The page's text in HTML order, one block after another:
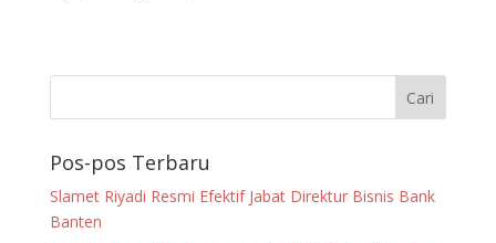
Pos-pos Terbaru
Slamet Riyadi Resmi Efektif Jabat Direktur Bisnis Bank
Banten